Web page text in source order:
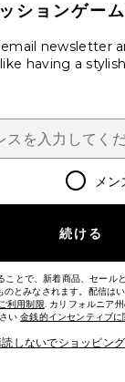
ス
ASHA ドレス
ションゲー
newsletter
like having a
メン
続ける
ことで、新着商品、セール
のとみなされます。配信は
ご利用制限. カリフォルニア
い金銭的インセンティブ
しないでショッピン